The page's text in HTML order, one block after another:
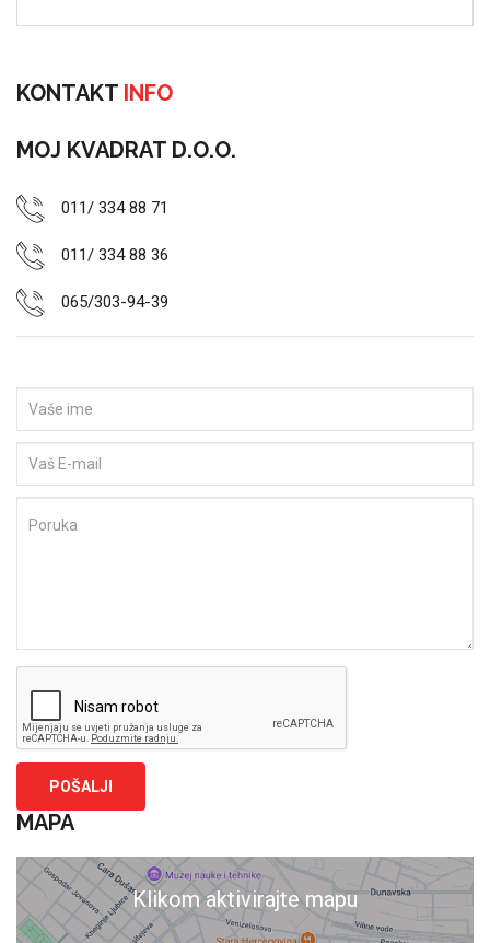
KONTAKT INFO
MOJ KVADRAT D.O.O.
011/ 334 88 71
011/ 334 88 36
065/303-94-39
MAPA
Klikom aktivirajte mapu